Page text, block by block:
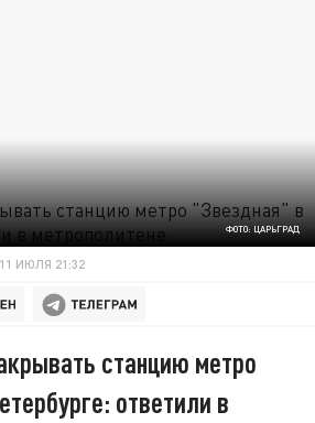
ФОТО: ЦАРЬГРАД
11 ИЮЛЯ 21:32
станцию метро
ответили в